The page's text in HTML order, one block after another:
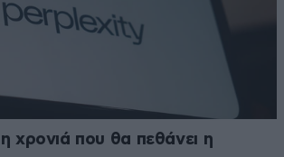
η χρονιά που θα πεθάνει η